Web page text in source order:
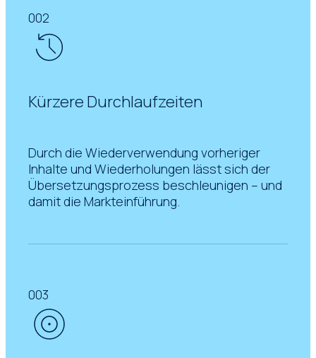
002
Kürzere Durchlaufzeiten
Durch die Wiederverwendung vorheriger
Inhalte und Wiederholungen lässt sich der
Übersetzungsprozess beschleunigen – und
damit die Markteinführung.
003